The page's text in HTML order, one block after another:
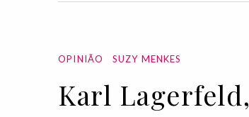
OPINIÃO SUZY MENKES
Karl